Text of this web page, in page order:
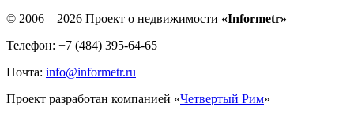
© 2006—2026 Проект о недвижимости «Informetr»
Телефон: +7 (484) 395-64-65
Почта: info@informetr.ru
Проект разработан компанией «Четвертый Рим»